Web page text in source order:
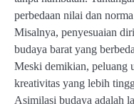
perbedaan nilai dan
Misalnya, penyesuaian
budaya barat yang
Meski demikian, peluang
kreativitas yang lebih
Asimilasi budaya adalah